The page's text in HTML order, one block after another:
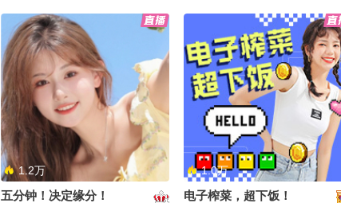
AI不会取代猫，只会取代不拥抱
AI的猫，给公司的程序员鼓励师
进行一下 AI 化培训。
别被“年少有为”的表象骗了。
1.2万
五分钟！决定缘分！
1.0万
电子榨菜，超下饭！